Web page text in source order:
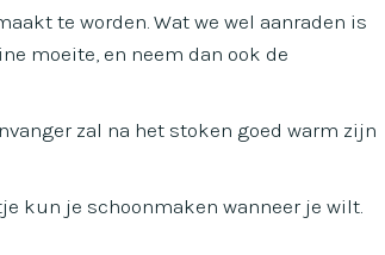
te worden. Wat we wel aanraden is
moeite, en neem dan ook de
zal na het stoken goed warm zijn
kun je schoonmaken wanneer je wilt.